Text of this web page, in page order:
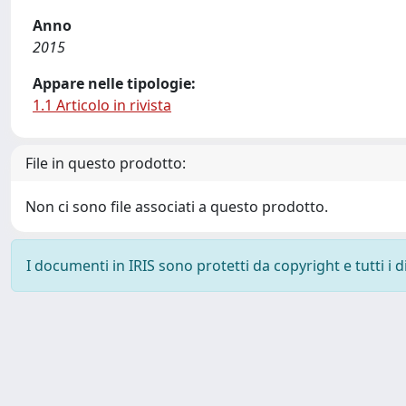
Anno
2015
Appare nelle tipologie:
1.1 Articolo in rivista
File in questo prodotto:
Non ci sono file associati a questo prodotto.
I documenti in IRIS sono protetti da copyright e tutti i